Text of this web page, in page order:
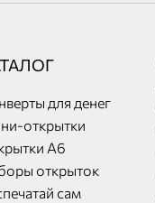
для денег
открытки
А6
открыток
сам